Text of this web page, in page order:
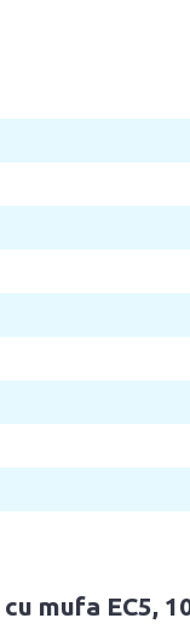
mufa EC5,